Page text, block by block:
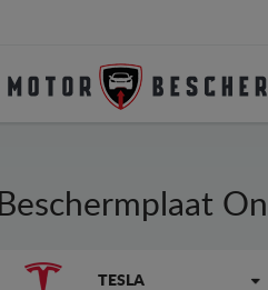
Beschermplaat
Merken TESLA